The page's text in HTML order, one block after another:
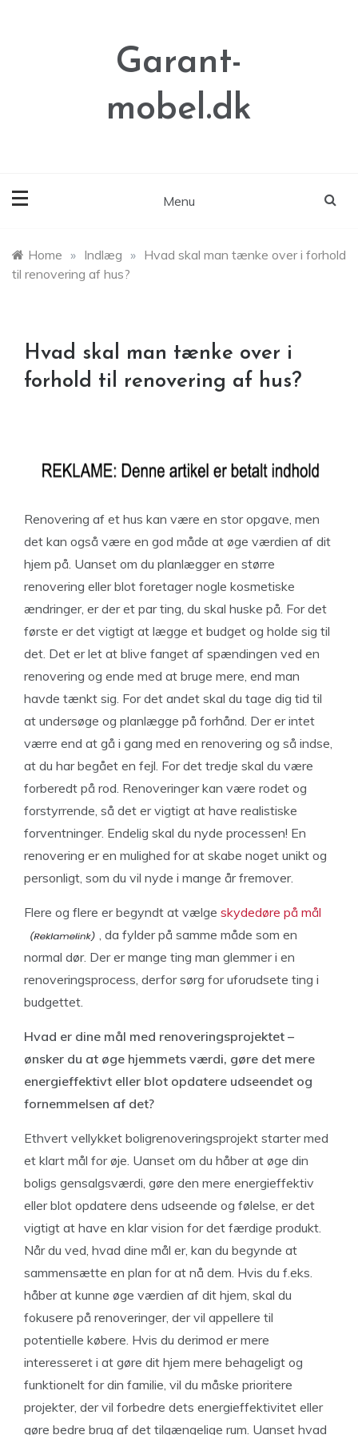
Garant-
mobel.dk
Menu
Home » Indlæg » Hvad skal man tænke over i forhold
til renovering af hus?
Hvad skal man tænke over i
forhold til renovering af hus?
Renovering af et hus kan være en stor opgave, men
det kan også være en god måde at øge værdien af dit
hjem på. Uanset om du planlægger en større
renovering eller blot foretager nogle kosmetiske
ændringer, er der et par ting, du skal huske på. For det
første er det vigtigt at lægge et budget og holde sig til
det. Det er let at blive fanget af spændingen ved en
renovering og ende med at bruge mere, end man
havde tænkt sig. For det andet skal du tage dig tid til
at undersøge og planlægge på forhånd. Der er intet
værre end at gå i gang med en renovering og så indse,
at du har begået en fejl. For det tredje skal du være
forberedt på rod. Renoveringer kan være rodet og
forstyrrende, så det er vigtigt at have realistiske
forventninger. Endelig skal du nyde processen! En
renovering er en mulighed for at skabe noget unikt og
personligt, som du vil nyde i mange år fremover.
Flere og flere er begyndt at vælge skydedøre på mål
, da fylder på samme måde som en
normal dør. Der er mange ting man glemmer i en
renoveringsprocess, derfor sørg for uforudsete ting i
budgettet.
Hvad er dine mål med renoveringsprojektet –
ønsker du at øge hjemmets værdi, gøre det mere
energieffektivt eller blot opdatere udseendet og
fornemmelsen af det?
Ethvert vellykket boligrenoveringsprojekt starter med
et klart mål for øje. Uanset om du håber at øge din
boligs gensalgsværdi, gøre den mere energieffektiv
eller blot opdatere dens udseende og følelse, er det
vigtigt at have en klar vision for det færdige produkt.
Når du ved, hvad dine mål er, kan du begynde at
sammensætte en plan for at nå dem. Hvis du f.eks.
håber at kunne øge værdien af dit hjem, skal du
fokusere på renoveringer, der vil appellere til
potentielle købere. Hvis du derimod er mere
interesseret i at gøre dit hjem mere behageligt og
funktionelt for din familie, vil du måske prioritere
projekter, der vil forbedre dets energieffektivitet eller
gøre bedre brug af det tilgængelige rum. Uanset hvad